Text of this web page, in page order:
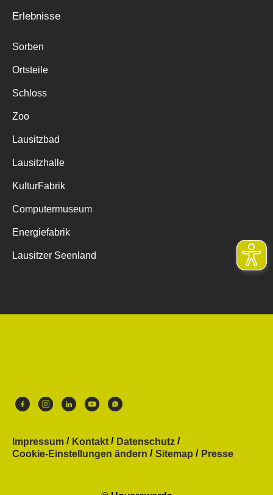
Erlebnisse
Sorben
Ortsteile
Schloss
Zoo
Lausitzbad
Lausitzhalle
KulturFabrik
Computermuseum
Energiefabrik
Lausitzer Seenland
Impressum Kontakt
Datenschutz
Cookie-Einstellungen ändern
Sitemap Presse